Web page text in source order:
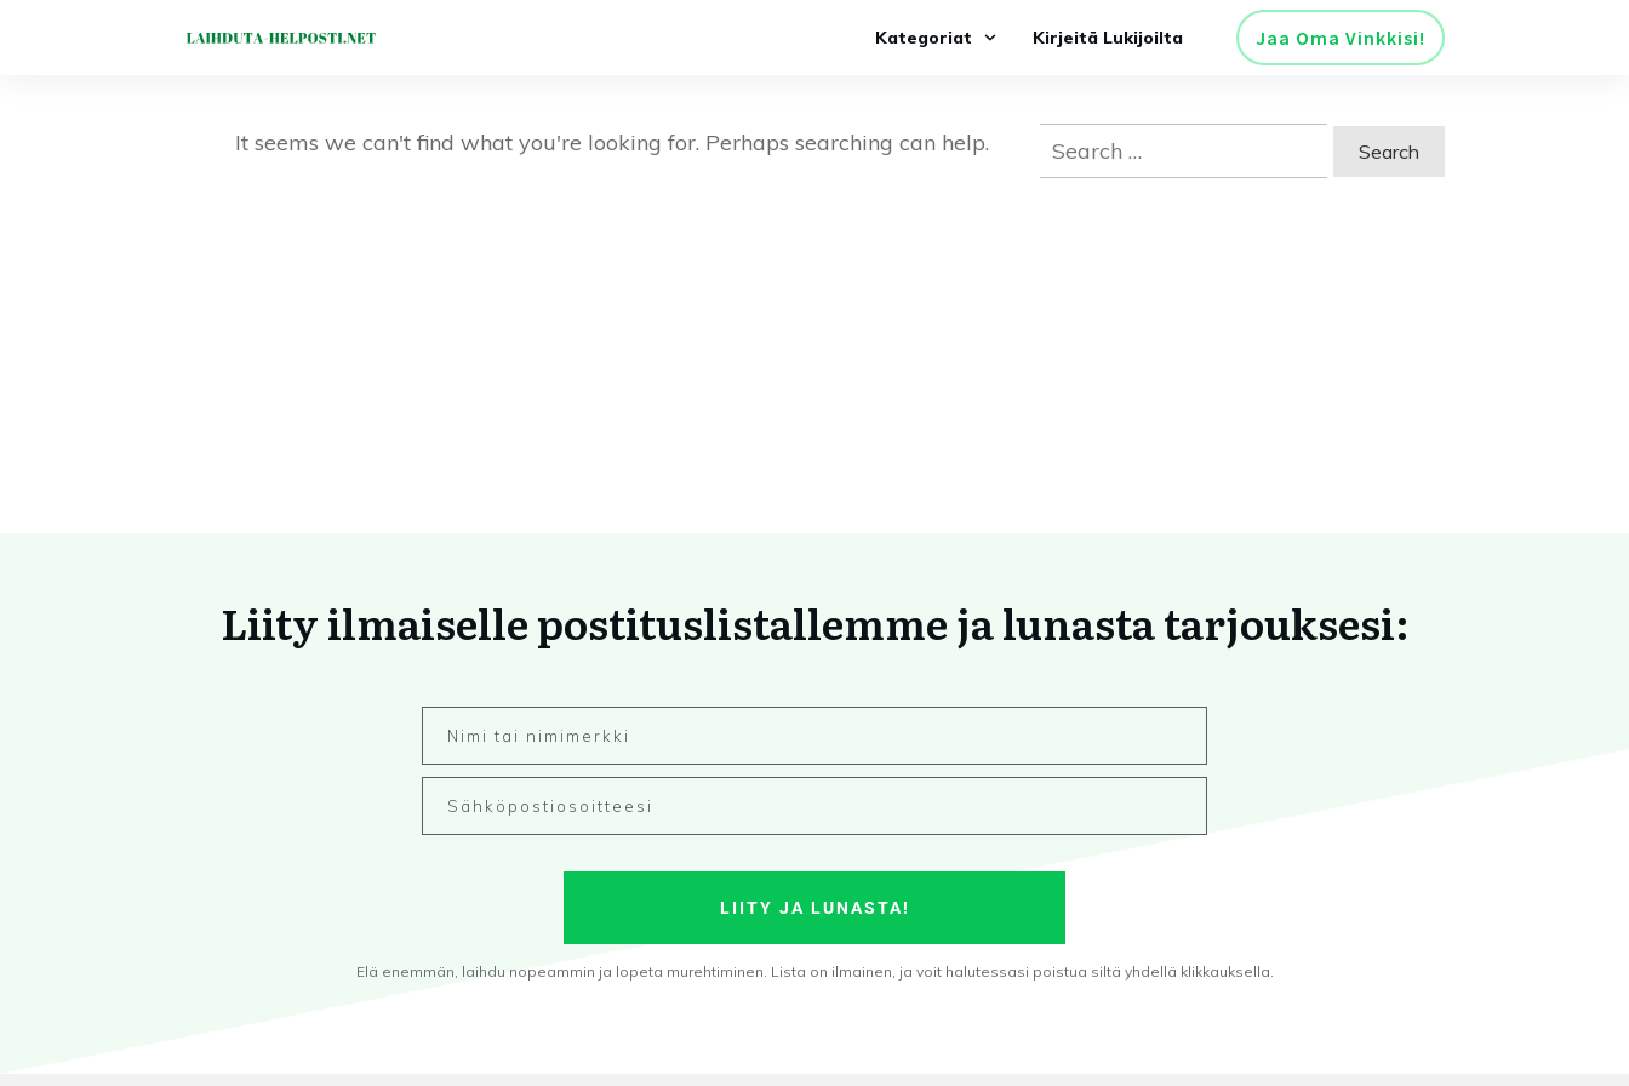
Kategoriat Kirjeitä Lukijoilta Jaa Oma Vinkkisi!
It seems we can't find what you're looking for. Perhaps searching can help.
Search
for:
Liity ilmaiselle postituslistallemme ja lunasta tarjouksesi:
LIITY JA LUNASTA!
Elä enemmän, laihdu nopeammin ja lopeta murehtiminen. Lista on ilmainen, ja voit halutessasi poistua siltä yhdellä klikkauksella.